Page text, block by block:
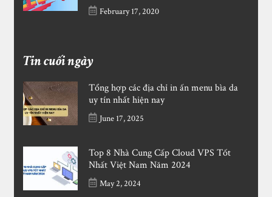
February 17, 2020
Tin cuối ngày
Tổng hợp các địa chỉ in ấn menu bìa da
uy tín nhất hiện nay
June 17, 2025
Top 8 Nhà Cung Cấp Cloud VPS Tốt
Nhất Việt Nam Năm 2024
May 2, 2024